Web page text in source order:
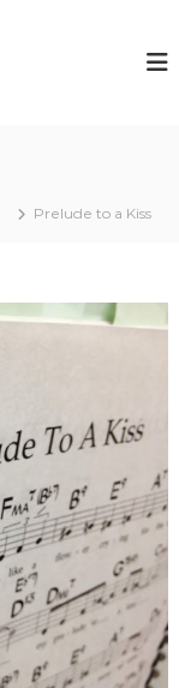
Prelude to a Kiss